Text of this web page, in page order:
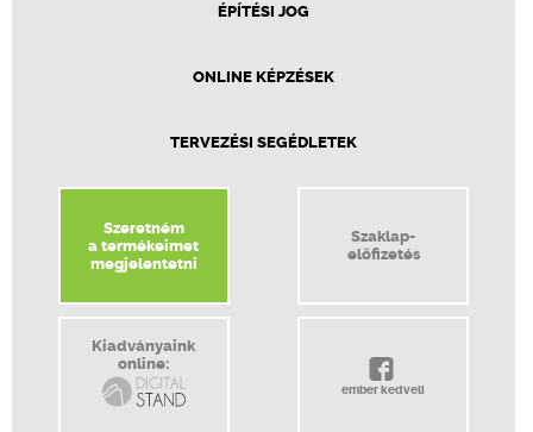
ÉPÍTÉSI JOG
ONLINE KÉPZÉSEK
TERVEZÉSI SEGÉDLETEK
Szeretném
a termékeimet
megjelentetni
Szaklap-
előfizetés
Kiadványaink
online:
ember kedveli